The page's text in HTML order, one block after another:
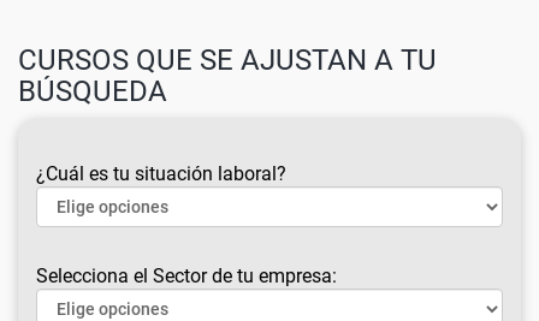
CURSOS QUE SE AJUSTAN A TU
BÚSQUEDA
¿Cuál es tu situación laboral?
Selecciona el Sector de tu empresa: